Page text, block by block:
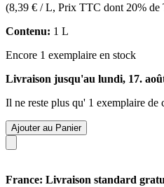
(8,39 € / L, Prix TTC dont 20% de
Contenu: 1 L
Encore 1 exemplaire en stock
Livraison jusqu'au lundi, 17.
Il ne reste plus qu' 1 exemplaire
Ajouter au Panier
France: Livraison standard